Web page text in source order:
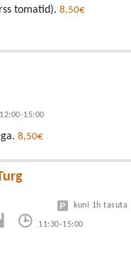
tomatid). 8,50€
12:00-15:00
8,50€
11:30-15:00
kuni 1h tasuta